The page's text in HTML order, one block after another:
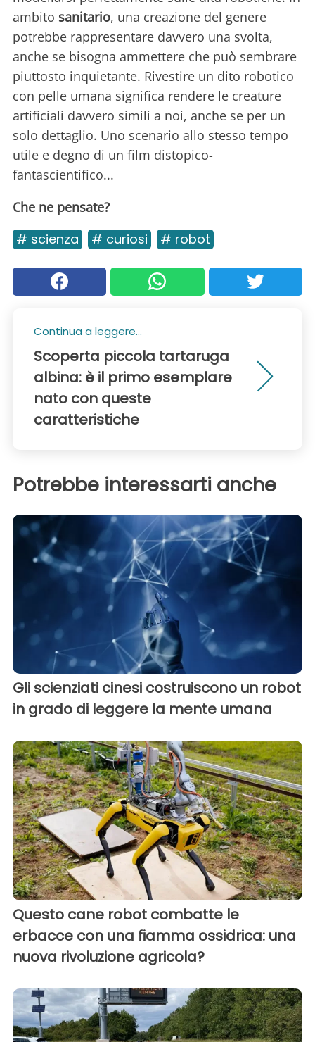
ambito sanitario, una creazione del genere
potrebbe rappresentare davvero una svolta,
anche se bisogna ammettere che può sembrare
piuttosto inquietante. Rivestire un dito robotico
con pelle umana significa rendere le creature
artificiali davvero simili a noi, anche se per un
solo dettaglio. Uno scenario allo stesso tempo
utile e degno di un film distopico-
fantascientifico...
Che ne pensate?
# scienza # curiosi # robot
Continua a leggere...
Scoperta piccola tartaruga
albina: è il primo esemplare
nato con queste
caratteristiche
Potrebbe interessarti anche
Gli scienziati cinesi costruiscono un robot
in grado di leggere la mente umana
Questo cane robot combatte le
erbacce con una fiamma ossidrica: una
nuova rivoluzione agricola?